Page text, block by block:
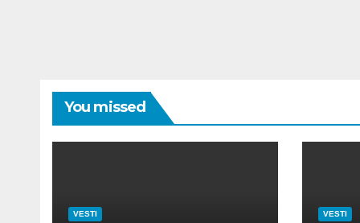
You missed
VESTI VESTI